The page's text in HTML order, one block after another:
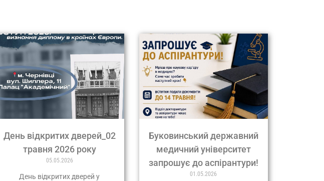
День відкритих дверей_02
травня 2026 року
05.05.2026
День відкритих дверей у
Буковинський державний
медичний університет
запрошує до аспірантури!
01.05.2026